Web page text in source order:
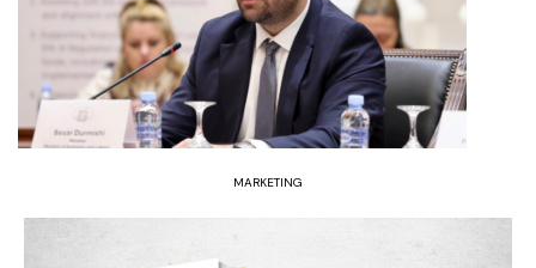
MARKETING